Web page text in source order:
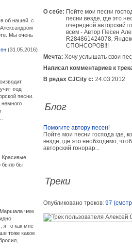
об нашей, с
Мы очень
(31.05.2016)
под
песни.
немного
Красивые
было бы
Маршала чем
я то как мне
тоже какое
О себе: Пойте мои песни
песни везде, где это
очередной авторский
всем - Автор Песен
R284861424078,
СПОНСОРОВ!!!
Мечта: Хочу услышать свои
Написал комментариев к
В рядах CJCity с: 24.03.2012
Блог
Помогите автору песен!
Пойте мои песни господа где,
везде, где это необходимо,
авторский гонорар...
Треки
Опубликовано треков: 97